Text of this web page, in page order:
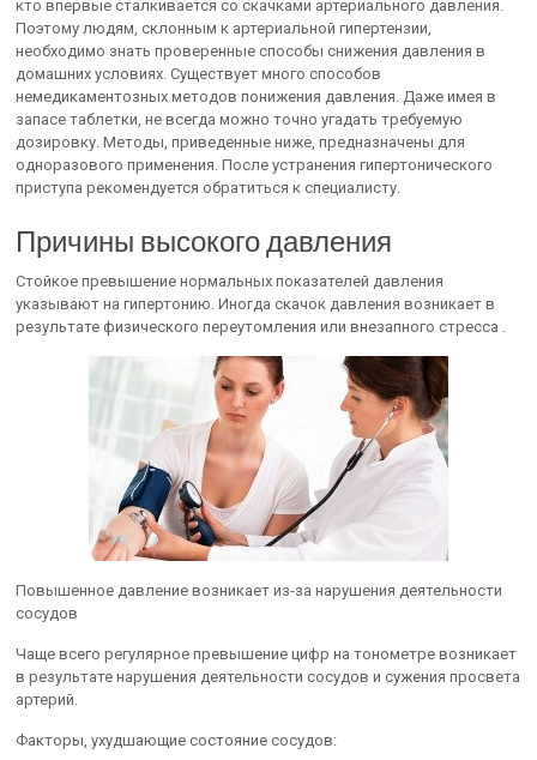
кто впервые сталкивается со скачками артериального давления.
Поэтому людям, склонным к артериальной гипертензии,
необходимо знать проверенные способы снижения давления в
домашних условиях. Существует много способов
немедикаментозных методов понижения давления. Даже имея в
запасе таблетки, не всегда можно точно угадать требуемую
дозировку. Методы, приведенные ниже, предназначены для
одноразового применения. После устранения гипертонического
приступа рекомендуется обратиться к специалисту.
Причины высокого давления
Стойкое превышение нормальных показателей давления
указывают на гипертонию. Иногда скачок давления возникает в
результате физического переутомления или внезапного стресса .
Повышенное давление возникает из-за нарушения деятельности
сосудов
Чаще всего регулярное превышение цифр на тонометре возникает
в результате нарушения деятельности сосудов и сужения просвета
артерий.
Факторы, ухудшающие состояние сосудов: